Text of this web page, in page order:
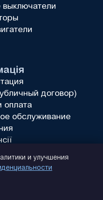
договор)
оплата
обслуживание
выключатели
и улучшения